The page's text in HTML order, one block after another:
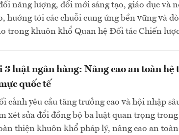
năng lượng, đổi mới sáng tạo, giáo dục và
hướng tới các chuỗi cung ứng bền vững và
trong khuôn khổ Quan hệ Đối tác Chiến
3 luật ngân hàng: Nâng cao an toàn hệ
quốc tế
cảnh yêu cầu tăng trưởng cao và hội nhập
xét sửa đổi đồng bộ ba luật quan trọng
thiện khuôn khổ pháp lý, nâng cao an